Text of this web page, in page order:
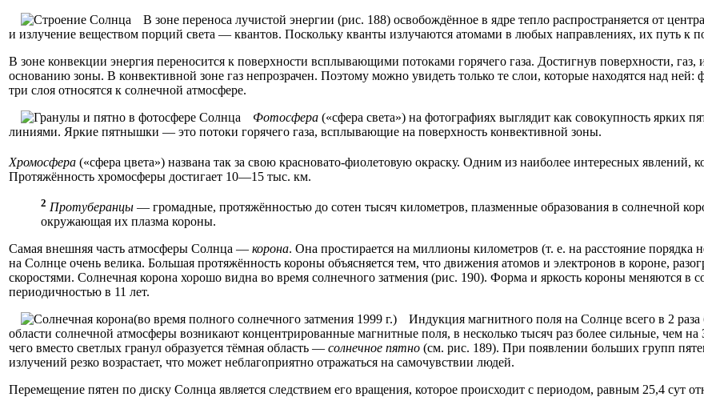
В зоне переноса лучистой энергии (рис. 188) освобождённое в ядре тепло распространяется от
и излучение веществом порций света — квантов. Поскольку кванты излучаются атомами в любых направлениях, их путь к
В зоне конвекции энергия переносится к поверхности всплывающими потоками горячего газа. Достигнув поверхности, газ,
основанию зоны. В конвективной зоне газ непрозрачен. Поэтому можно увидеть только те слои, которые находятся над
три слоя относятся к солнечной атмосфере.
Фотосфера («сфера света») на фотографиях выглядит как совокупность
линиями. Яркие пятнышки — это потоки горячего газа, всплывающие на поверхность конвективной зоны.
Хромосфера («сфера цвета») названа так за свою красновато-фиолетовую окраску. Одним из наиболее интересных
Протяжённость хромосферы достигает 10—15 тыс. км.
2 Протуберанцы — громадные, протяжённостью до сотен тысяч километров, плазменные образования в солнечной
окружающая их плазма короны.
Самая внешняя часть атмосферы Солнца — корона. Она простирается на миллионы километров (т. е. на расстояние порядка
на Солнце очень велика. Большая протяжённость короны объясняется тем, что движения атомов и электронов в короне,
скоростями. Солнечная корона хорошо видна во время солнечного затмения (рис. 190). Форма и яркость короны меняются в
периодичностью в 11 лет.
Индукция магнитного поля на Солнце всего в 2
области солнечной атмосферы возникают концентрированные магнитные поля, в несколько тысяч раз более сильные, чем
чего вместо светлых гранул образуется тёмная область — солнечное пятно (см. рис. 189). При появлении больших групп
излучений резко возрастает, что может неблагоприятно отражаться на самочувствии людей.
Перемещение пятен по диску Солнца является следствием его вращения, которое происходит с периодом, равным 25,4 сут